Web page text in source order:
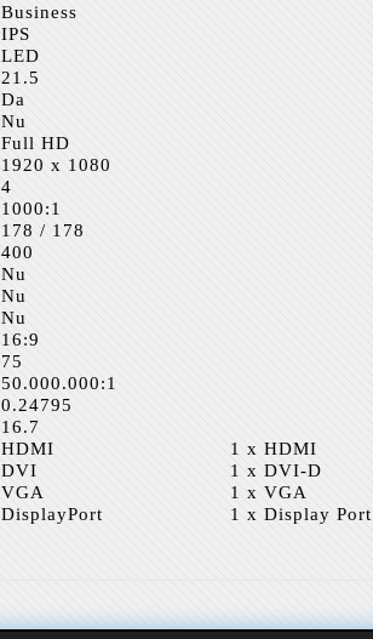
Business
IPS
LED
21.5
Da
Nu
Full HD
1920 x 1080
4
1000:1
178 / 178
400
Nu
Nu
Nu
16:9
75
50.000.000:1
0.24795
16.7
HDMI
1 x HDMI
DVI
1 x DVI-D
VGA
1 x VGA
DisplayPort
1 x Display Port